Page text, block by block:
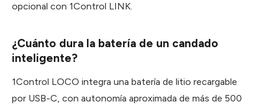
opcional con 1Control LINK.
¿Cuánto dura la batería de un candado
inteligente?
1Control LOCO integra una batería de litio recargable
por USB-C, con autonomía aproximada de más de 500